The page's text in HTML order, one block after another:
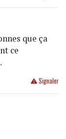
que ça
ce
Signaler